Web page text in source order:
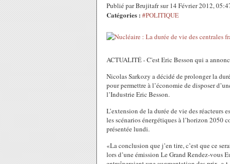
Publié par Brujitafr sur 14 Février 2012,
Catégories : #POLITIQUE
ACTUALITÉ - C'est Eric Besson qui a
Nicolas Sarkozy a décidé de prolonger la
pour permettre à l’économie de disposer
l’Industrie Eric Besson.
L’extension de la durée de vie des réacteurs
les scénarios énergétiques à l’horizon 2050
présentée lundi.
«La conclusion que j’en tire, c’est que ce
lors d’une émission Le Grand Rendez-vous